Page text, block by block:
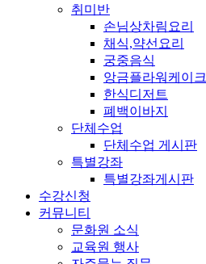
취미반
손님상차림요리
채식,약선요리
궁중음식
앙금플라워케이크
한식디저트
폐백이바지
단체수업
단체수업 게시판
특별강좌
특별강좌게시판
수강신청
커뮤니티
문화원 소식
교육원 행사